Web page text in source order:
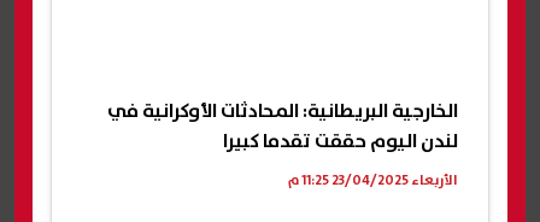
الخارجية البريطانية: المحادثات الأوكرانية في
لندن اليوم حققت تقدما كبيرا
الأربعاء 23/04/2025 11:25 م